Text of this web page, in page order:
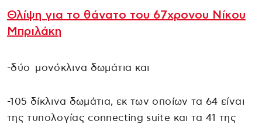
Θλίψη για το θάνατο του 67χρονου Νίκου
Μπριλάκη
-δύο μονόκλινα δωμάτια και
-105 δίκλινα δωμάτια, εκ των οποίων τα 64 είναι
της τυπολογίας connecting suite και τα 41 της